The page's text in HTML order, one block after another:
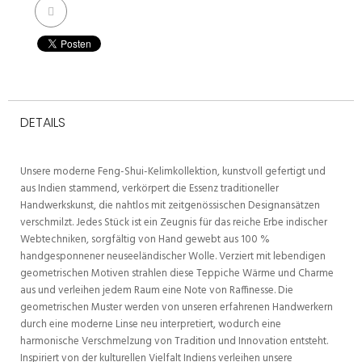
DETAILS
Unsere moderne Feng-Shui-Kelimkollektion, kunstvoll gefertigt und
aus Indien stammend, verkörpert die Essenz traditioneller
Handwerkskunst, die nahtlos mit zeitgenössischen Designansätzen
verschmilzt. Jedes Stück ist ein Zeugnis für das reiche Erbe indischer
Webtechniken, sorgfältig von Hand gewebt aus 100 %
handgesponnener neuseeländischer Wolle. Verziert mit lebendigen
geometrischen Motiven strahlen diese Teppiche Wärme und Charme
aus und verleihen jedem Raum eine Note von Raffinesse. Die
geometrischen Muster werden von unseren erfahrenen Handwerkern
durch eine moderne Linse neu interpretiert, wodurch eine
harmonische Verschmelzung von Tradition und Innovation entsteht.
Inspiriert von der kulturellen Vielfalt Indiens verleihen unsere